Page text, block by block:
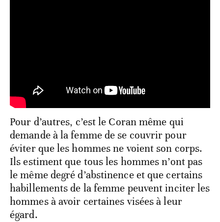
Pour d’autres, c’est le Coran même qui
demande à la femme de se couvrir pour
éviter que les hommes ne voient son corps.
Ils estiment que tous les hommes n’ont pas
le même degré d’abstinence et que certains
habillements de la femme peuvent inciter les
hommes à avoir certaines visées à leur
égard.